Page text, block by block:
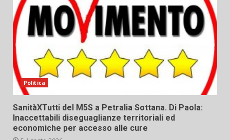
Politica
SanitàXTutti del M5S a Petralia Sottana. Di Paola:
Inaccettabili diseguaglianze territoriali ed
economiche per accesso alle cure